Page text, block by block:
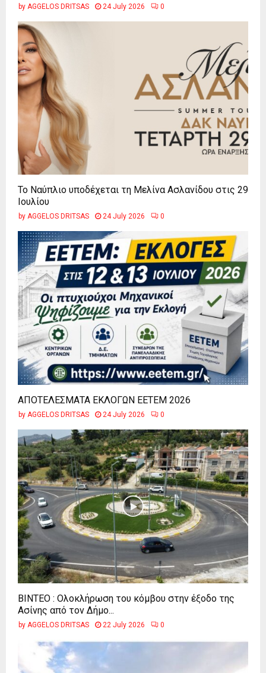
by AGGELOS DRITSAS 24 July 2026 0
Το Ναύπλιο υποδέχεται τη Μελίνα Ασλανίδου στις 29
Ιουλίου
by AGGELOS DRITSAS 24 July 2026 0
ΑΠΟΤΕΛΕΣΜΑΤΑ ΕΚΛΟΓΩΝ ΕΕΤΕΜ 2026
by AGGELOS DRITSAS 24 July 2026 0
ΒΙΝΤΕΟ : Ολοκλήρωση του κόμβου στην έξοδο της
Ασίνης από τον Δήμο...
by AGGELOS DRITSAS 22 July 2026 0